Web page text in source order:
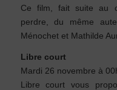
Ce film, fait suite au
perdre, du même
Ménochet et Mathilde
Libre court
Mardi 26 novembre à
Libre court vous